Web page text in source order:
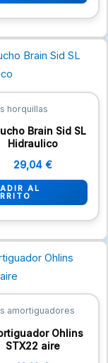
horquillas
Brain Sid SL
Hidraulico
29,04 €
AL
amortiguadores
Ohlins
STX22 aire